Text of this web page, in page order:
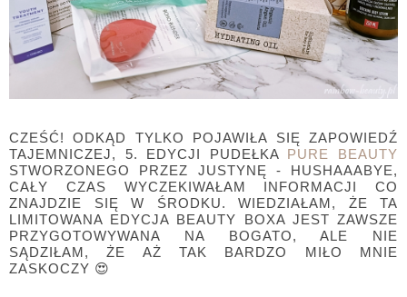
CZEŚĆ! ODKĄD TYLKO POJAWIŁA SIĘ ZAPOWIEDŹ
TAJEMNICZEJ, 5. EDYCJI PUDEŁKA PURE BEAUTY
STWORZONEGO PRZEZ JUSTYNĘ - HUSHAAABYE,
CAŁY CZAS WYCZEKIWAŁAM INFORMACJI CO
ZNAJDZIE SIĘ W ŚRODKU. WIEDZIAŁAM, ŻE TA
LIMITOWANA EDYCJA BEAUTY BOXA JEST ZAWSZE
PRZYGOTOWYWANA NA BOGATO, ALE NIE
SĄDZIŁAM, ŻE AŻ TAK BARDZO MIŁO MNIE
ZASKOCZY 😍